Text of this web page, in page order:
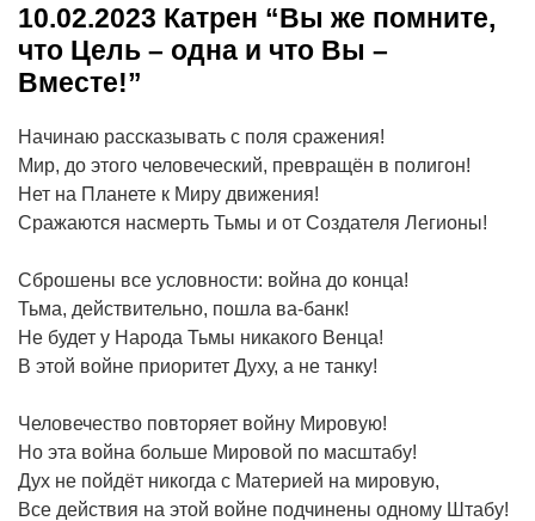
10.02.2023 Катрен “Вы же помните,
что Цель – одна и что Вы –
Вместе!”
Начинаю рассказывать с поля сражения!
Мир, до этого человеческий, превращён в полигон!
Нет на Планете к Миру движения!
Сражаются насмерть Тьмы и от Создателя Легионы!
Сброшены все условности: война до конца!
Тьма, действительно, пошла ва-банк!
Не будет у Народа Тьмы никакого Венца!
В этой войне приоритет Духу, а не танку!
Человечество повторяет войну Мировую!
Но эта война больше Мировой по масштабу!
Дух не пойдёт никогда с Материей на мировую,
Все действия на этой войне подчинены одному Штабу!